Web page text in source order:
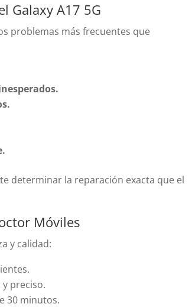
Galaxy A17 5G
problemas más frecuentes que
determinar la reparación exacta que el
Móviles
y calidad:
preciso.
30 minutos.